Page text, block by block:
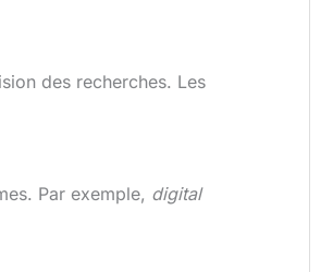
des recherches. Les
Par exemple, digital